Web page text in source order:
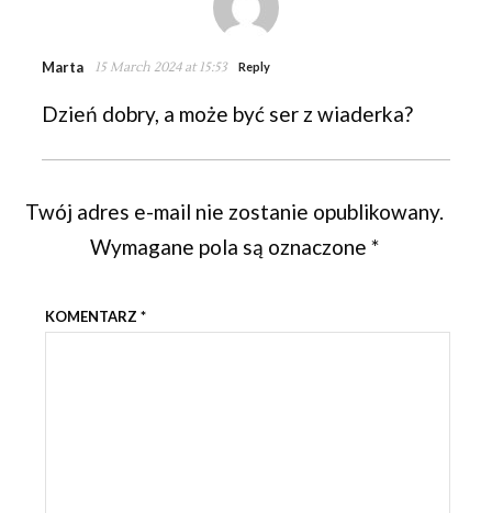
Marta 15 March 2024 at 15:53 Reply
Dzień dobry, a może być ser z wiaderka?
Twój adres e-mail nie zostanie opublikowany.
Wymagane pola są oznaczone *
KOMENTARZ *